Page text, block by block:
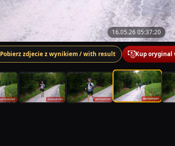
16.05.26 05:37:20
Pobierz zdjecie z wynikiem / with result Kup oryginal